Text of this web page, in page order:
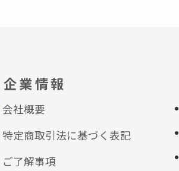
企業情報
会社概要
特定商取引法に基づく表記
ご了解事項